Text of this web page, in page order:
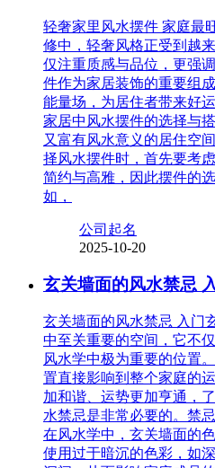
轻奢家里风水摆件 家庭最
修中，轻奢风格正受到越
仅注重质感与品位，更强
件作为家居装饰的重要组
能量场，为居住者带来好
家居中风水摆件的选择与
又富有风水意义的居住空
择风水摆件时，首先要考
简约与高雅，因此摆件的
如，
公司起名
2025-10-20
玄关墙面的风水禁忌
玄关墙面的风水禁忌 入门
中至关重要的空间，它不
风水学中极为重要的位置
置直接影响到整个家庭的
加和谐、运势更加亨通，
水禁忌是非常必要的。禁
在风水学中，玄关墙面的
使用过于暗沉的色彩，如